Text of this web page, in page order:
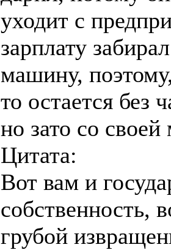
уходит с
зарплату
машину,
то остается без
но зато со
Цитата:
Вот вам и
собственность,
грубой